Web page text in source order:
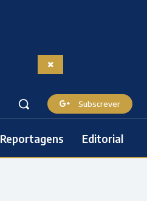
Subscrever
Reportagens Editorial